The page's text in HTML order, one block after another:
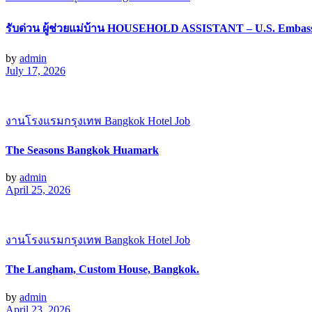
รับด่วน ผู้ช่วยแม่บ้าน HOUSEHOLD ASSISTANT – U.S.
by admin
July 17, 2026
งานโรงแรมกรุงเทพ Bangkok Hotel Job
The Seasons Bangkok Huamark
by admin
April 25, 2026
งานโรงแรมกรุงเทพ Bangkok Hotel Job
The Langham, Custom House, Bangkok.
by admin
April 23, 2026